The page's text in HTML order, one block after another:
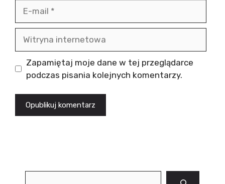
mail
internetowa
Zapamiętaj moje dane w tej przeglądarce
podczas pisania kolejnych komentarzy.